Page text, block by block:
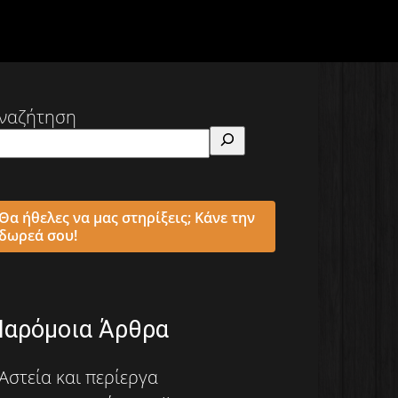
ήθελες να μας στηρίξεις; Κάνε την
σου!
Άρθρα
και περίεργα